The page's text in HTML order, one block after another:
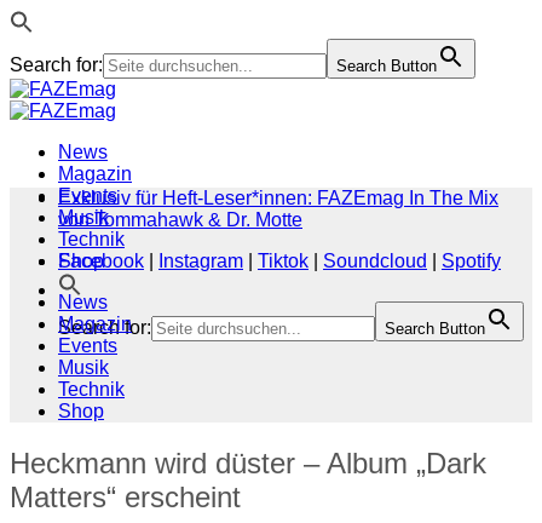
Search for: Search Button
Zum
Inhalt
News
Magazin
Events
Musik
Technik
Shop
Search for: Search Button
Exklusiv für Heft-Leser*innen: FAZEmag In The Mix
von Tommahawk & Dr. Motte
Facebook
Instagram Tiktok Soundcloud
Spotify
News
Magazin
Events
Musik
Technik
Shop
Heckmann wird düster – Album „Dark
Matters“ erscheint